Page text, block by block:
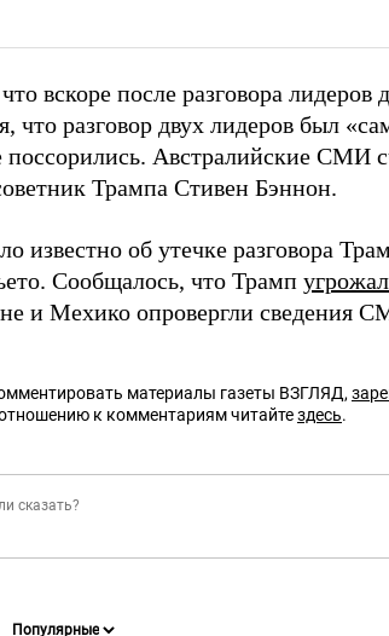
вскоре после разговора
что разговор двух лидеров был
поссорились. Австралийские СМИ
Трампа Стивен Бэннон.
известно об утечке разговора
Сообщалось, что Трамп
и Мехико опровергли сведения
материалы газеты ВЗГЛЯД,
к комментариям читайтездесь.